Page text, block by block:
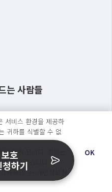
는 사람들
니다.
를 보장하겠습니다.
서비스 환경을 제공하
귀하를 식별할 수 없
하게 됩니다. 귀하는
할 수있습니다.
하세요. →
OK
호
하기